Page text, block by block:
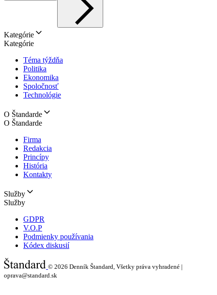
Kategórie
Kategórie
Téma týždňa
Politika
Ekonomika
Spoločnosť
Technológie
O Štandarde
O Štandarde
Firma
Redakcia
Princípy
História
Kontakty
Služby
Služby
GDPR
V.O.P
Podmienky používania
Kódex diskusií
© 2026 Denník Štandard, Všetky práva vyhradené |
oprava@standard.sk